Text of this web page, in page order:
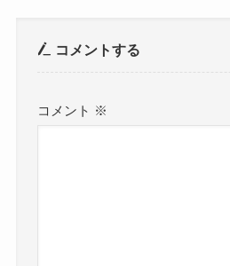
コメントする
コメント ※